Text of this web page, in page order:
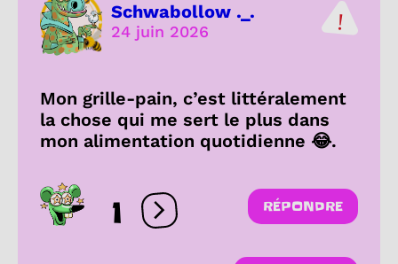
Schwabollow ._.
24 juin 2026
Mon grille-pain, c’est littéralement
la chose qui me sert le plus dans
mon alimentation quotidienne 😂.
1 Ouvrir les réactions
RÉPONDRE